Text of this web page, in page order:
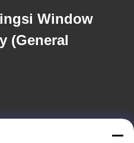
Window
(General